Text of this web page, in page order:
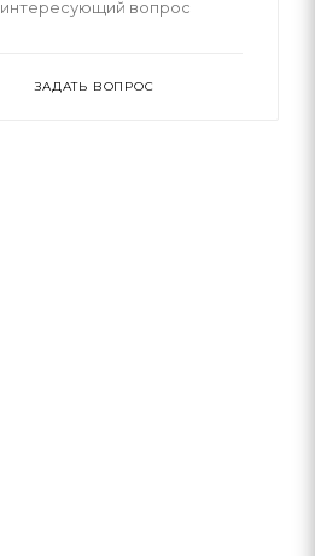
интересующий вопрос
ЗАДАТЬ ВОПРОС